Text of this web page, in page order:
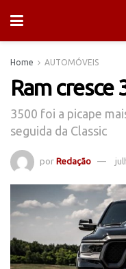
Home AUTOMÓVEIS
Ram cresce
3500 foi a picape
seguida da Classic
por Redação